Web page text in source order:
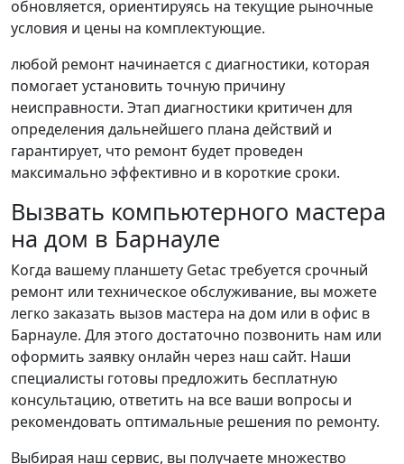
обновляется, ориентируясь на текущие рыночные
условия и цены на комплектующие.
любой ремонт начинается с диагностики, которая
помогает установить точную причину
неисправности. Этап диагностики критичен для
определения дальнейшего плана действий и
гарантирует, что ремонт будет проведен
максимально эффективно и в короткие сроки.
Вызвать компьютерного мастера
на дом в Барнауле
Когда вашему планшету Getac требуется срочный
ремонт или техническое обслуживание, вы можете
легко заказать вызов мастера на дом или в офис в
Барнауле. Для этого достаточно позвонить нам или
оформить заявку онлайн через наш сайт. Наши
специалисты готовы предложить бесплатную
консультацию, ответить на все ваши вопросы и
рекомендовать оптимальные решения по ремонту.
Выбирая наш сервис, вы получаете множество